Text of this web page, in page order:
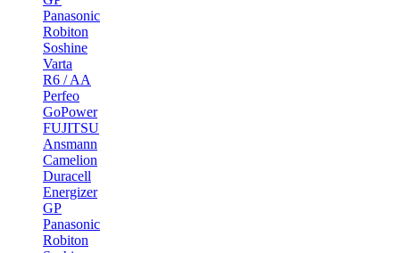
Panasonic
Robiton
Soshine
Varta
R6 / AA
Perfeo
GoPower
FUJITSU
Ansmann
Camelion
Duracell
Energizer
GP
Panasonic
Robiton